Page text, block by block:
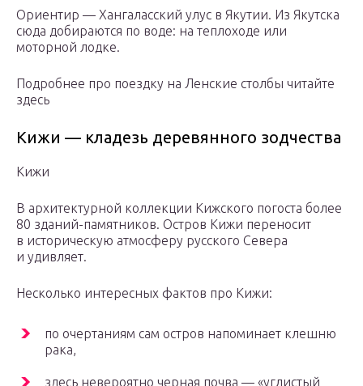
Ориентир — Хангаласский улус в Якутии. Из Якутска
сюда добираются по воде: на теплоходе или
моторной лодке.
Подробнее про поездку на Ленские столбы читайте
здесь
Кижи — кладезь деревянного зодчества
Кижи
В архитектурной коллекции Кижского погоста более
80 зданий-памятников. Остров Кижи переносит
в историческую атмосферу русского Севера
и удивляет.
Несколько интересных фактов про Кижи:
по очертаниям сам остров напоминает клешню
рака,
здесь невероятно черная почва — «углистый